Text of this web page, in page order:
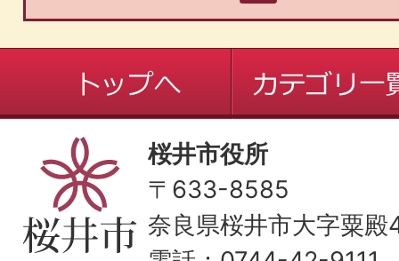
桜井市役所
〒633-8585
奈良県桜井市大字粟